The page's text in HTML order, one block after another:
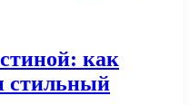
как
стильный